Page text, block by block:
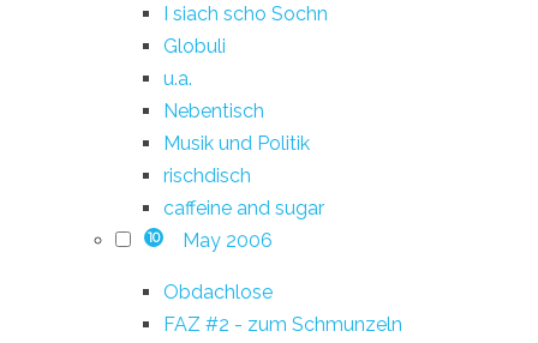
I siach scho Sochn
Globuli
u.a.
Nebentisch
Musik und Politik
rischdisch
caffeine and sugar
10 May 2006
Obdachlose
FAZ #2 - zum Schmunzeln